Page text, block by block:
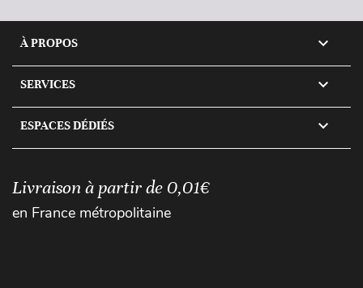
À PROPOS 
SERVICES 
ESPACES DÉDIÉS 
Livraison à partir de 0,01€
en France métropolitaine